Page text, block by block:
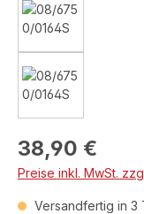
Regulärer Preis:
38,90 €
Preise inkl. MwSt.
Versandfertig in 3